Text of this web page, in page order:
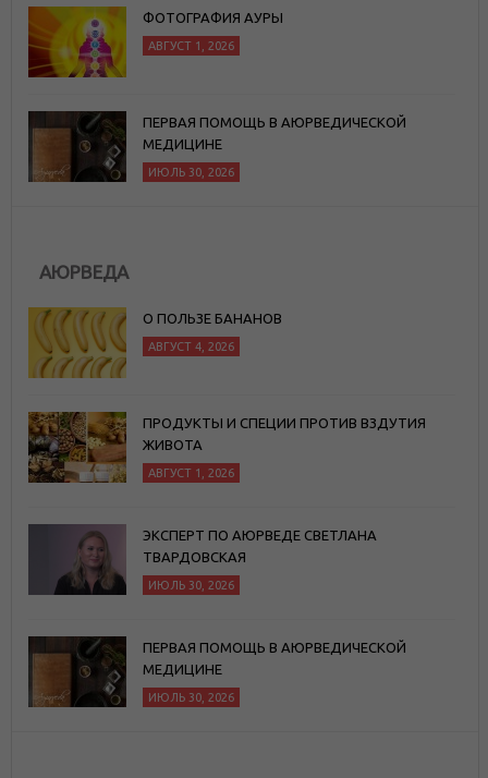
ФОТОГРАФИЯ АУРЫ
АВГУСТ 1, 2026
ПЕРВАЯ ПОМОЩЬ В АЮРВЕДИЧЕСКОЙ
МЕДИЦИНЕ
ИЮЛЬ 30, 2026
АЮРВЕДА
О ПОЛЬЗЕ БАНАНОВ
АВГУСТ 4, 2026
ПРОДУКТЫ И СПЕЦИИ ПРОТИВ ВЗДУТИЯ
ЖИВОТА
АВГУСТ 1, 2026
ЭКСПЕРТ ПО АЮРВЕДЕ СВЕТЛАНА
ТВАРДОВСКАЯ
ИЮЛЬ 30, 2026
ПЕРВАЯ ПОМОЩЬ В АЮРВЕДИЧЕСКОЙ
МЕДИЦИНЕ
ИЮЛЬ 30, 2026